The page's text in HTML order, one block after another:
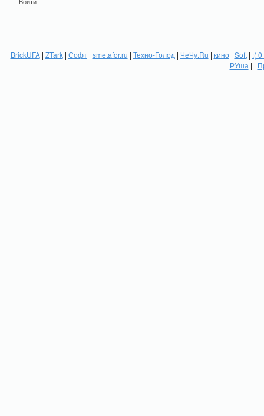
BrickUFA| ZTark| Софт| smetafor.ru | Техно-Голод | ЧеЧу.Ru | кино| Soft| :(
РУша | |